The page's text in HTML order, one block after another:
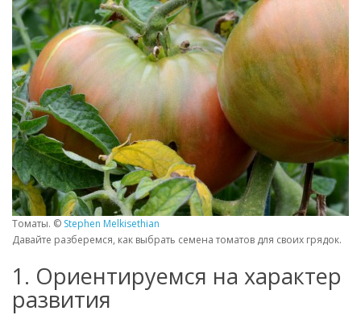
Томаты. © Stephen Melkisethian
Давайте разберемся, как выбрать семена томатов для своих грядок.
1. Ориентируемся на характер
развития